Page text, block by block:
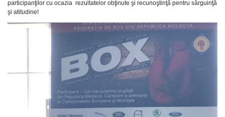
participanţilor cu ocazia rezultatelor obţinute şi recunoştinţă pentru sârguinţă
şi atitudine!